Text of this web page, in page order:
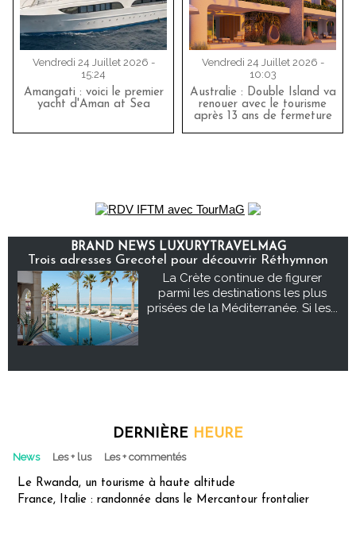
Vendredi 24 Juillet 2026 -
15:24
Amangati : voici le premier
yacht d'Aman at Sea
Vendredi 24 Juillet 2026 -
10:03
Australie : Double Island va
renouer avec le tourisme
après 13 ans de fermeture
BRAND NEWS LUXURYTRAVELMAG
Trois adresses Grecotel pour découvrir Réthymnon
La Crète continue de figurer
parmi les destinations les plus
prisées de la Méditerranée. Si les...
DERNIÈRE HEURE
News Les + lus Les + commentés
Le Rwanda, un tourisme à haute altitude
France, Italie : randonnée dans le Mercantour frontalier